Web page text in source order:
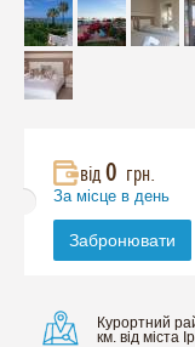
від0 грн.
За місце в день
Забронювати
Курортний
км. від міста